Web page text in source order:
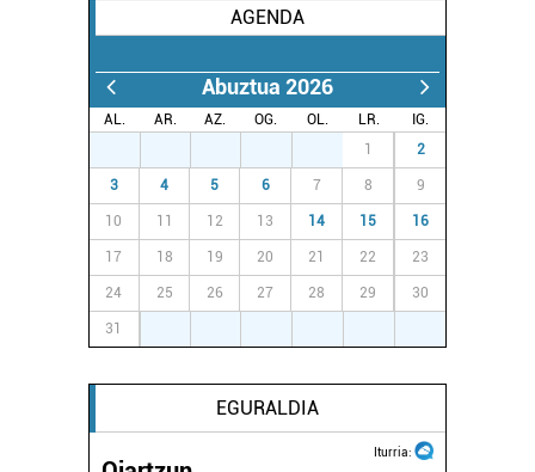
fitxategiak erabiltzen ditu. Zure esperientzia eta
zerbitzuak hobetzeko asmoz, cookie teknologiaz
baliatzen gara. Ohar hau onartuz gero, teknologia hori
erabiltzeko baimen esplizitua ematen diguzu.
Gehiago
irakurri
AGENDA
Abuztua 2026
AL. AR. AZ. OG. OL. LR.
IG.
1 2
3 4 5 6 7 8 9
10 11 12 13 14 15 16
17 18 19 20 21 22 23
24 25 26 27 28 29 30
31
EGURALDIA
Iturria: